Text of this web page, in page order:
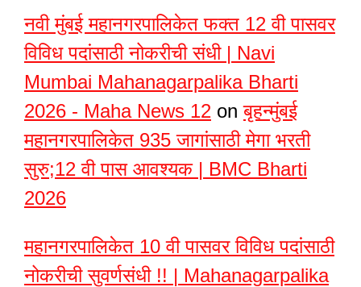
नवी मुंबई महानगरपालिकेत फक्त 12 वी पासवर
विविध पदांसाठी नोकरीची संधी | Navi
Mumbai Mahanagarpalika Bharti
2026 - Maha News 12 onबृहन्मुंबई
महानगरपालिकेत 935 जागांसाठी मेगा भरती
सुरु;12 वी पास आवश्यक | BMC Bharti
2026
महानगरपालिकेत 10 वी पासवर विविध पदांसाठी
नोकरीची सुवर्णसंधी !! | Mahanagarpalika